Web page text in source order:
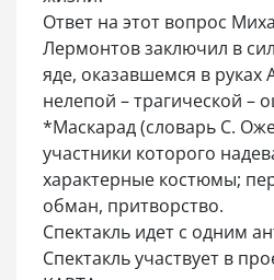
Ответ на этот вопрос
Лермонтов заключил в
яде, оказавшемся в руках
нелепой – трагической –
*Macкapaд (словарь С.
yчacтники которого
xapaктepныe кocтюмы;
oбмaн, пpитвopcтвo.
Спектакль идет с одним
Спектакль участвует в